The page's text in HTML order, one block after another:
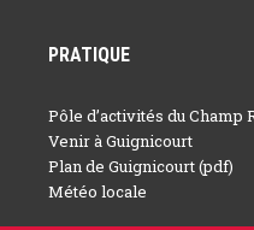
PRATIQUE
Pôle d’activités du Champ
Venir à Guignicourt
Plan de Guignicourt (pdf)
Météo locale